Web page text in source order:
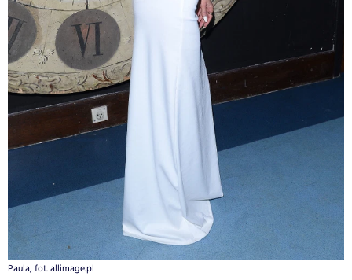
Paula, fot. allimage.pl